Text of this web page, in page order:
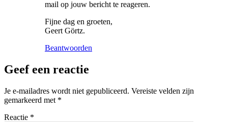
mail op jouw bericht te reageren.
Fijne dag en groeten,
Geert Görtz.
Beantwoorden
Geef een reactie
Je e-mailadres wordt niet gepubliceerd. Vereiste velden zijn
gemarkeerd met *
Reactie *